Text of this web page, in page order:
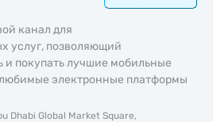
канал для
услуг, позволяющий
и покупать лучшие мобильные
электронные платформы
Dhabi Global Market Square,